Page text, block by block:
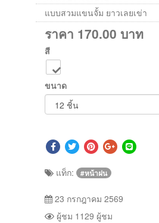
แบบสวมแขนจั้ม ยาวเลยเข่า
ราคา 170.00 บาท
สี
ขนาด
แท็ก: #หน้าฝน
23 กรกฎาคม 2569
ผู้ชม 1129 ผู้ชม